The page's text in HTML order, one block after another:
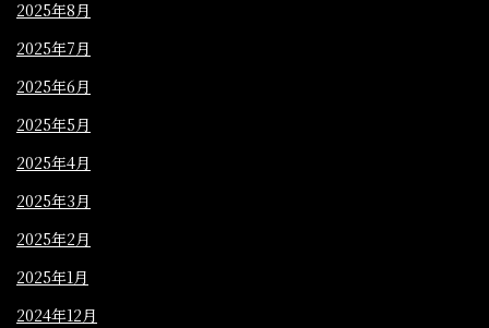
2025年8月
2025年7月
2025年6月
2025年5月
2025年4月
2025年3月
2025年2月
2025年1月
2024年12月